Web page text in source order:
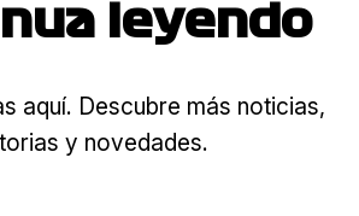
leyendo
aquí. Descubre más noticias,
y novedades.